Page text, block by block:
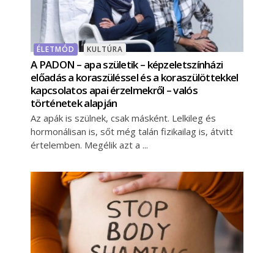
ÉLETMÓD KULTÚRA
A PADON – apa születik – képzeletszínházi
előadás a koraszüléssel és a koraszülöttekkel
kapcsolatos apai érzelmekről – valós
történetek alapján
Az apák is szülnek, csak másként. Lelkileg és
hormonálisan is, sőt még talán fizikailag is, átvitt
értelemben. Megélik azt a